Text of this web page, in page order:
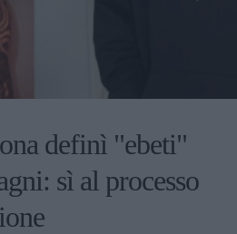
definì "ebeti"
sì al processo